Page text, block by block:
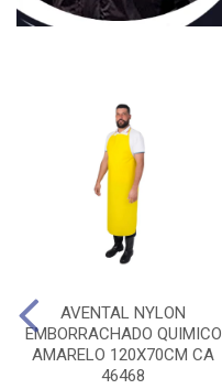
AVENTAL NYLON
EMBORRACHADO QUIMICO
AMARELO 120X70CM CA
46468